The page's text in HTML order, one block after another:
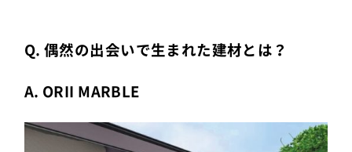
Q. 偶然の出会いで生まれた建材とは？
A. ORII MARBLE